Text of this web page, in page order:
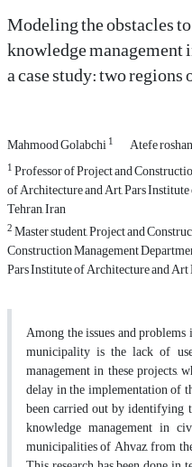
Modeling the obstacles
knowledge
a case study: two
Mahmood Golabchi1 Atefe
1Professor of Project and
of Architecture and Art, Pars
Tehran, Iran
2Master student, Project and
Construction Management
Pars Institute of Architecture and
Among the issues and
municipality is the lack of
management in these projects,
delay in the implementation of
been carried out by identifying
knowledge management in
municipalities of Ahvaz, from